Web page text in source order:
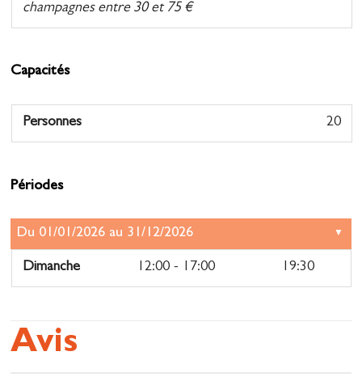
champagnes entre 30 et 75 €
Capacités
Personnes 20
Périodes
Dimanche 12:00 - 17:00 19:30
Avis